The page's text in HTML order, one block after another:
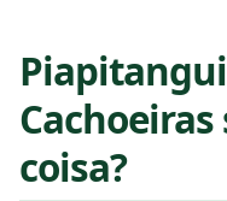
coisa?